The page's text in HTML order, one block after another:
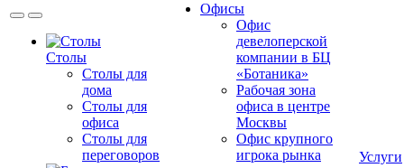
Столы
Столы для
дома
Столы для
офиса
Столы для
переговоров
Офисы
Офис
девелоперской
компании в БЦ
«Ботаника»
Рабочая зона
офиса в центре
Москвы
Офис крупного
игрока рынка
Услуги